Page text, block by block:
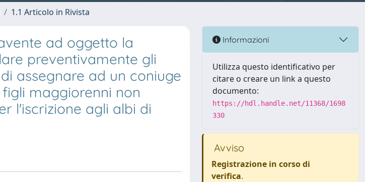
1.1 Articolo in Rivista
ad oggetto la
preventivamente gli
assegnare ad un coniuge
maggiorenni non
l'iscrizione agli albi di
Informazioni
Utilizza questo identificativo per
citare o creare un link a questo
documento:
https://hdl.handle.net/11368/1698
330
Avviso
Registrazione in corso di
verifica.